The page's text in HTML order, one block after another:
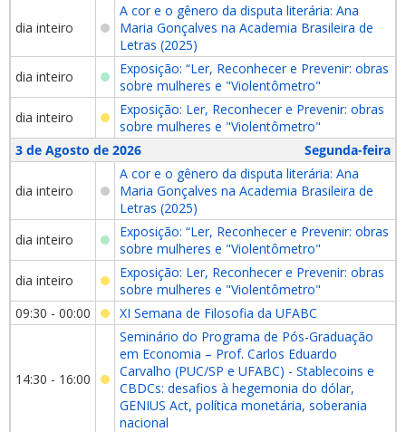
dia inteiro
A cor e o gênero da disputa literária: Ana
Maria Gonçalves na Academia Brasileira de
Letras (2025)
dia inteiro
Exposição: “Ler, Reconhecer e Prevenir: obras
sobre mulheres e "Violentômetro"
dia inteiro
Exposição: Ler, Reconhecer e Prevenir: obras
sobre mulheres e "Violentômetro"
3 de Agosto de 2026
Segunda-feira
dia inteiro
A cor e o gênero da disputa literária: Ana
Maria Gonçalves na Academia Brasileira de
Letras (2025)
dia inteiro
Exposição: “Ler, Reconhecer e Prevenir: obras
sobre mulheres e "Violentômetro"
dia inteiro
Exposição: Ler, Reconhecer e Prevenir: obras
sobre mulheres e "Violentômetro"
09:30 - 00:00
XI Semana de Filosofia da UFABC
14:30 - 16:00
Seminário do Programa de Pós-Graduação
em Economia – Prof. Carlos Eduardo
Carvalho (PUC/SP e UFABC) - Stablecoins e
CBDCs: desafios à hegemonia do dólar,
GENIUS Act, política monetária, soberania
nacional